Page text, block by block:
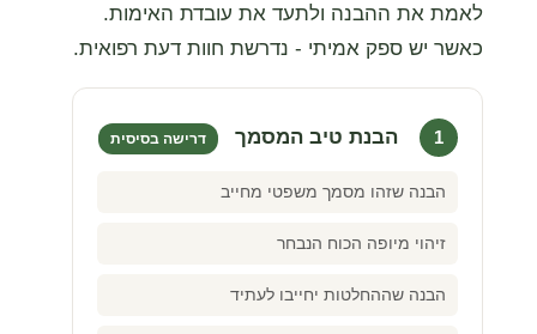
לאמת את ההבנה ולתעד את עובדת האימות.
כאשר יש ספק אמיתי - נדרשת חוות דעת רפואית.
הבנת טיב המסמך דרישה בסיסית
הבנה שזהו מסמך משפטי מחייב
זיהוי מיופה הכוח הנבחר
הבנה שההחלטות יחייבו לעתיד